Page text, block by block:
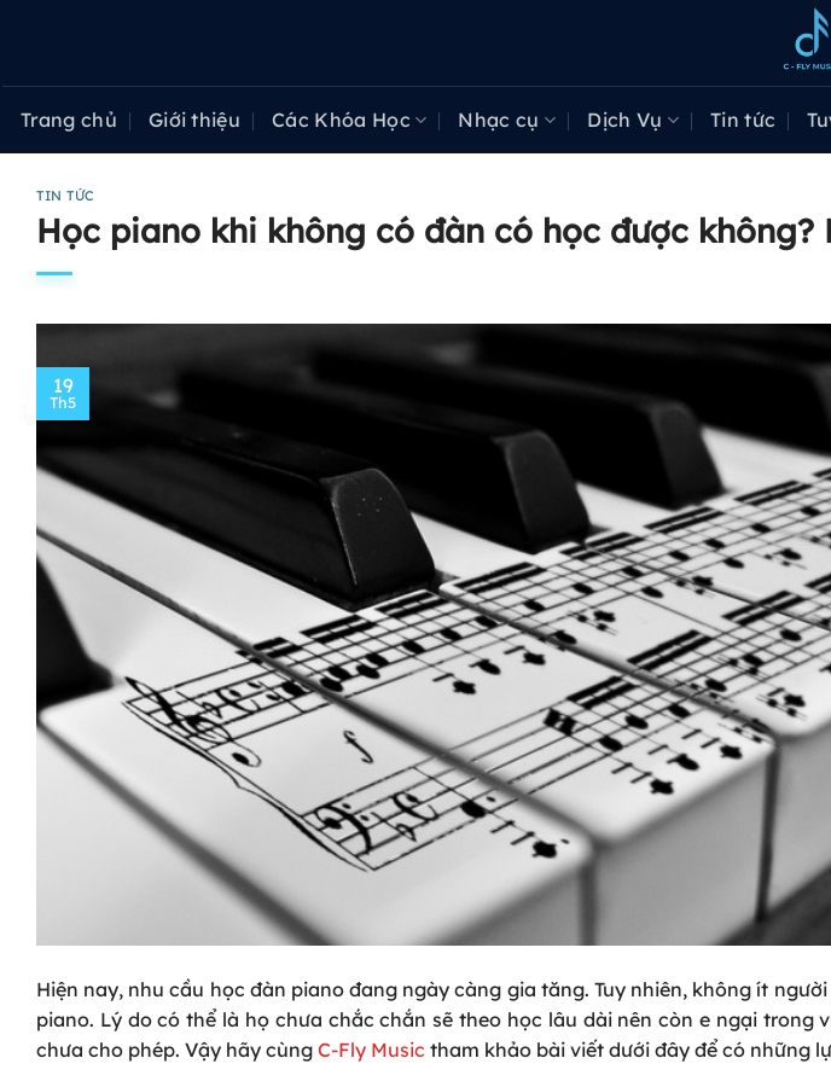
Trang chủ Giới thiệu Các Khóa Học Nhạc cụ Dịch Vụ Tin tức
TIN TỨC
Học piano khi không có đàn có học được không?
19
Th5
Hiện nay, nhu cầu học đàn piano đang ngày càng gia tăng. Tuy nhiên, không ít
piano. Lý do có thể là họ chưa chắc chắn sẽ theo học lâu dài nên còn e ngại trong
chưa cho phép. Vậy hãy cùng C-Fly Music tham khảo bài viết dưới đây để có những